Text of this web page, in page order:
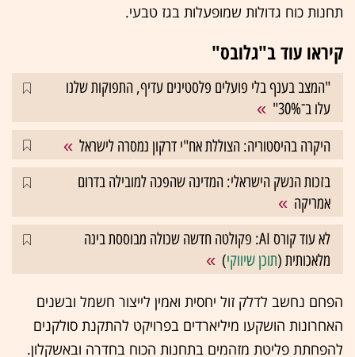
תחנות כוח גדולות שמופעלות בגז טבעי.
קיראו עוד ב"גלובס"
"המצב בענף בלי פועלים פלסטינים עדיף, התפוקות שלנו
עלו ב־30%"
היקרה בהיסטוריה: הצוללת אח"י דרקון נמסרה לישראל
בזכות הנשק הישראלי: המדינה שהפכה למובילה בדרום
אמריקה
לא עוד קורס AI: פקולטה חדשה שכולה מבוססת בינה
מלאכותית (תוכן שיווקי)
הפחם נחשב לדלק זול יחסית ואמין לייצור חשמל ובשנים
האחרונות הושקעו מיליארדים בפרויקט להתקנת סולקנים
להפחתת פליטת מזהמים בתחנות הכוח בחדרה ובאשקלון.